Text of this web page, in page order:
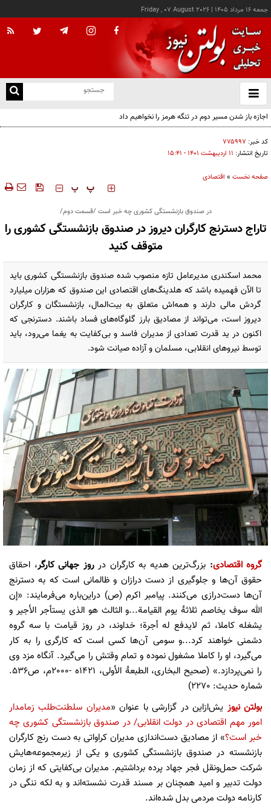
جمعه ۱۶ مرداد ۱۴۰۵ |
Friday , 07 August 2026
باز
و
اجازه باز شدن مسیر دوم در تنگه هرمز را نخواهیم داد
کد خبر: ۷۷۵۹۹۷
تاریخ انتشار: ۱۱ ارديبهشت ۱۴۰۱ - ۱۵:۴۱
صفحه نخست » اقتصادی
‍‍‍ پ پ
در صندوق بازنشستگی کشوری چه خبر است /قسمت دوم/
تاراج دسترنج کارگران دیروز در صندوق بازنشستگی کشوری را
متوقف کنید
محمد اسکندری مدیرعامل تازه منصوب شده صندوق بازنشستگی کشوری باید
تا الآن فهمیده باشد که هلدینگ‌های اقتصادی این صندوق که هزاران میلیارد
گردش مالی دارند و همه‌اش متعلق به بیت‌المال، بازنشستگان و کارگران
دیروز است، می‌تواند از مصادیق بارز گلوگاه‌های فساد باشند. دسترنجی که
اکنون در ید قدرت تعدادی از مدیران فاسد و بی‌کفایت به یغما می‌رود، باید
توسط نیروهای انقلابی، مسلمان و آزاده صیانت شود.
گروه اقتصادی: بزرگ‌ترین هدیه به کارگران درروز جهانی کارگر، احقاق
حقوق آن‌ها و جلوگیری از دست درازان و ظالمانی است که به دسترنج
آن‌ها دست‌درازی می‌کنند. پیامبر اکرم (ص) دراین‌باره می‌فرمایند: «إن
الله سوف یخاصم ثلاثۀ یوم القیامة...و الثالث هو الذی یستأجر الأجیر و
یشغله کاملا، ثم لایدفع له أجرة؛ خداوند، در روز قیامت با سه گروه
دشمنی خواهند کرد...و سومی آن‌ها کسی است که کارگری را به کار
می‌گیرد، او را کاملا مشغول نموده و تمام وقتش را می‌گیرد. آنگاه مزد وی
را نمی‌پردازد.» (صحیح البخاری، الطبعۀ الأولی، ١٤٢١ه -٢٠٠٠م، ص٥٣٦.
شماره حدیث: ٢٢٧٠)
بولتن نیوز یش‌ازاین در گزارشی با عنوان «مدیران سلطنت‌طلب زمامدار
امور مهم اقتصادی در دولت انقلابی/ در صندوق بازنشستگی کشوری چه
خبر است؟» از مصادیق دست‌اندازی مدیران کراواتی به دست رنج کارگران
بازنشسته در صندوق بازنشستگی کشوری و یکی از زیرمجموعه‌هایش
شرکت حمل‌ونقل فجر جهاد پرده برداشتیم. مدیران بی‌کفایتی که از زمان
دولت تدبیر و امید همچنان بر مسند قدرت نشسته‌اند و به لکه ننگی در
کارنامه دولت مردمی بدل شده‌اند.